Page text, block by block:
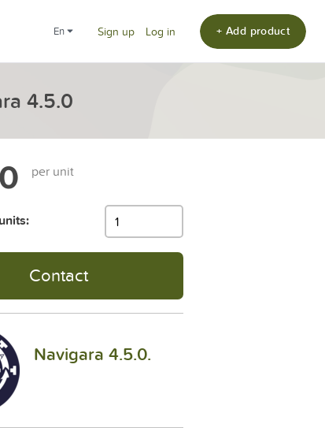
en Sign up Log in + Add product
4.5.0
per unit
Contact
Navigara 4.5.0.